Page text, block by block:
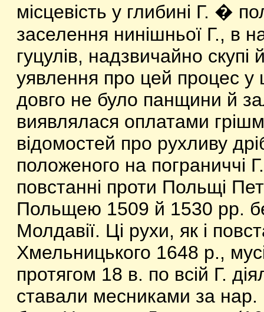
місцевість у глибині Г. �
заселення нинішньої Г., в
гуцулів, надзвичайно
уявлення про цей процес у
довго не було панщини й
виявлялася оплатами
відомостей про рухливу
положеного на пограниччі
повстанні проти Польщі
Польщею 1509 й 1530 рр.
Молдавії. Ці рухи, як і
Хмельницького 1648 р.,
протягом 18 в. по всій Г.
ставали месниками за нар.